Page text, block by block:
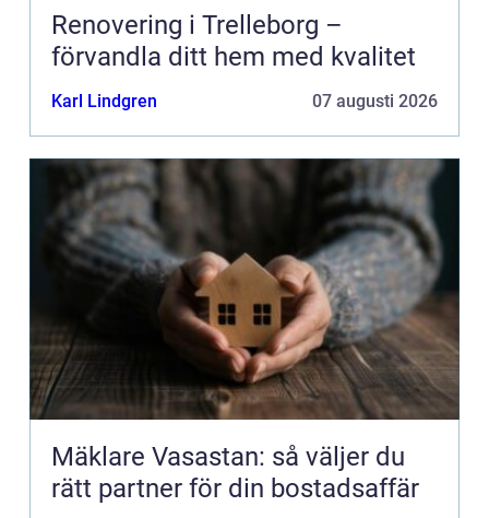
Renovering i Trelleborg –
förvandla ditt hem med kvalitet
Karl Lindgren 07 augusti 2026
Mäklare Vasastan: så väljer du
rätt partner för din bostadsaffär